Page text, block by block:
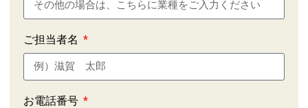
ご担当者名
お電話番号